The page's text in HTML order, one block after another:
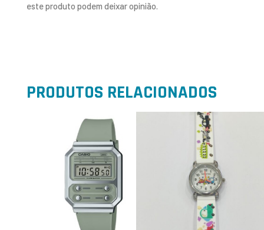
este produto podem deixar opinião.
PRODUTOS RELACIONADOS